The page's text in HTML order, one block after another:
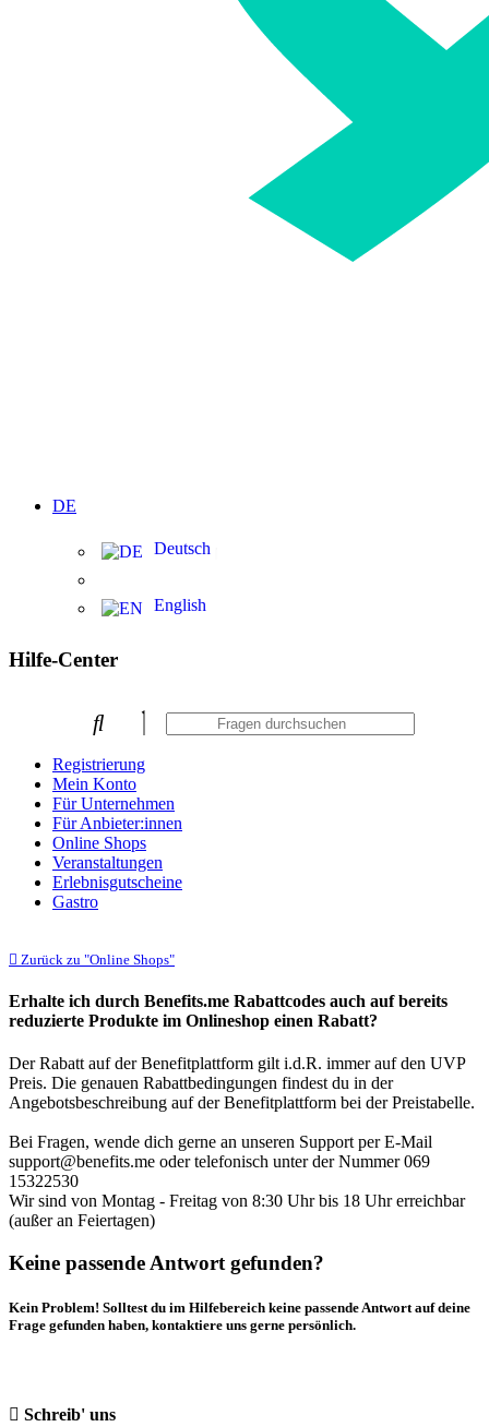
DE
Deutsch
English
Hilfe-Center
Registrierung
Mein Konto
Für Unternehmen
Für Anbieter:innen
Online Shops
Veranstaltungen
Erlebnisgutscheine
Gastro
Zurück zu "Online Shops"
Erhalte ich durch Benefits.me Rabattcodes auch auf bereits
reduzierte Produkte im Onlineshop einen Rabatt?
Der Rabatt auf der Benefitplattform gilt i.d.R. immer auf den UVP
Preis. Die genauen Rabattbedingungen findest du in der
Angebotsbeschreibung auf der Benefitplattform bei der Preistabelle.
Bei Fragen, wende dich gerne an unseren Support per E-Mail
support@benefits.me oder telefonisch unter der Nummer 069
15322530
Wir sind von Montag - Freitag von 8:30 Uhr bis 18 Uhr erreichbar
(außer an Feiertagen)
Keine passende Antwort gefunden?
Kein Problem! Solltest du im Hilfebereich keine passende Antwort auf deine
Frage gefunden haben, kontaktiere uns gerne persönlich.
Schreib' uns